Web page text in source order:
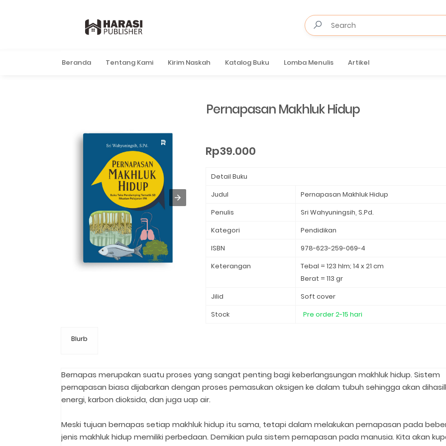
Beranda Tentang Kami Kirim Naskah Katalog Buku Lomba Menulis Artikel
Pernapasan Makhluk Hidup⁣
Rp39.000
Detail Buku
Judul
Pernapasan Makhluk Hidup⁣
Penulis
Sri Wahyuningsih, S.Pd.⁣
Kategori
Pendidikan ⁣
ISBN
978-623-259-069-4
Keterangan
Tebal = 123 hlm; 14 x 21 cm
Berat = 113 gr
Jilid
Soft cover
Stock
Pre order 2-15 hari
Blurb
Bernapas merupakan suatu proses yang sangat penting bagi keberlangsungan makhluk hidup. Sistem
pernapasan biasa dijabarkan dengan proses pemasukan oksigen ke dalam tubuh sehingga akan
energi, karbon dioksida, dan juga uap air.⁣
Meski tujuan bernapas setiap makhluk hidup itu sama, tetapi dalam melakukan pernapasan pada
jenis makhluk hidup memiliki perbedaan. Demikian pula sistem pernapasan pada manusia. Kita akan